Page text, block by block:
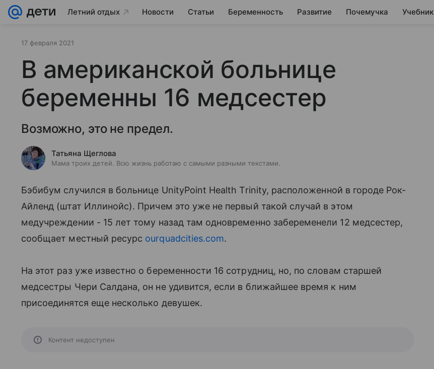
Летний отдых Новости Статьи Беременность Развитие Почемучка Учебник
17 февраля 2021
В американской больнице
беременны 16 медсестер
Возможно, это не предел.
Татьяна Щеглова
Мама троих детей. Всю жизнь работаю с самыми разными текстами.
Бэбибум случился в больнице UnityPoint Health Trinity, расположенной в городе Рок-
Айленд (штат Иллинойс). Причем это уже не первый такой случай в этом
медучреждении - 15 лет тому назад там одновременно забеременели 12 медсестер,
сообщает местный ресурс ourquadcities.com.
На этот раз уже известно о беременности 16 сотрудниц, но, по словам старшей
медсестры Чери Салдана, он не удивится, если в ближайшее время к ним
присоединятся еще несколько девушек.
Контент недоступен